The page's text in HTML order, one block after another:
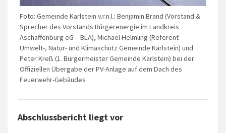
Foto: Gemeinde Karlstein v.r.n.l.: Benjamin Brand (Vorstand &
Sprecher des Vorstands Bürgerenergie im Landkreis
Aschaffenburg eG – BLA), Michael Helmling (Referent
Umwelt-, Natur- und Klimaschutz Gemeinde Karlstein) und
Peter Kreß (1. Bürgermeister Gemeinde Karlstein) bei der
Offiziellen Übergabe der PV-Anlage auf dem Dach des
Feuerwehr-Gebäudes
Abschlussbericht liegt vor